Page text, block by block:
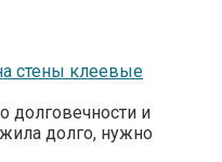
стены клеевые
долговечности и
долго, нужно